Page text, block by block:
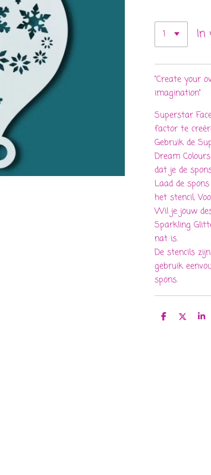
In
“Create your
imagination”
Superstar
factor te
Gebruik de
Dream
dat je de
Laad de
het stencil,
Wil je jouw
Sparkling
nat is.
De stencils
gebruik
spons.
D D S